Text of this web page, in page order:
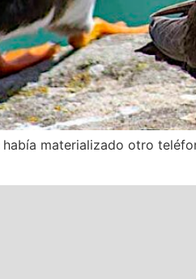
materializado otro